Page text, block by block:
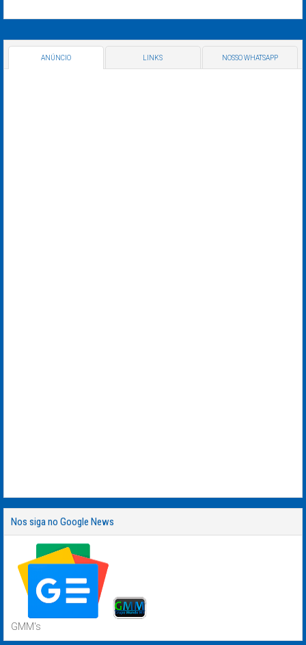
ANÚNCIO LINKS NOSSO WHATSAPP
Nos siga no Google News
GMM's